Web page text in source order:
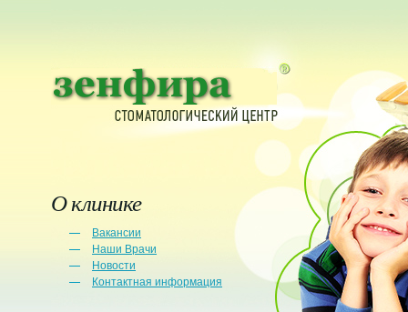
О клинике
Вакансии
Наши Врачи
Новости
Контактная информация